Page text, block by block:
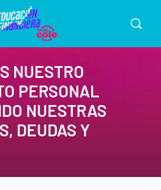
NUESTRO
PERSONAL
NUESTRAS
DEUDAS Y